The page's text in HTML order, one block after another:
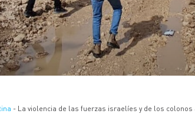
- La violencia de las fuerzas israelíes y de los